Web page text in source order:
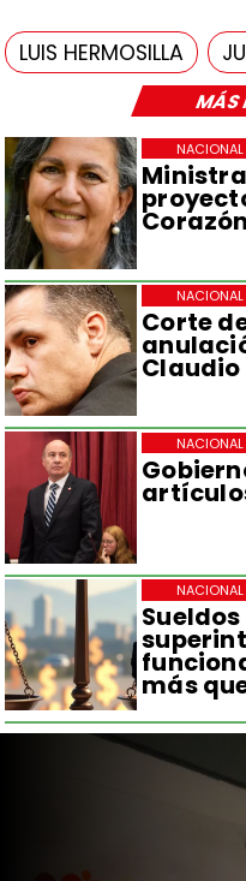
MÁS
NACIONAL
Corte
Claudio
NACIONAL
NACIONAL
más
NACIONAL
LUIS HERMOSILLA